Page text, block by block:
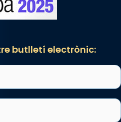
butlletí electrònic: